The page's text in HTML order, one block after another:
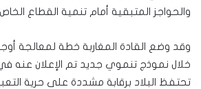
والحواجز المتبقية أمام تنمية القطاع
وقد وضع القادة المغاربة خطة لمعالجة
تحتفظ البلاد برقابة مشددة على حرية